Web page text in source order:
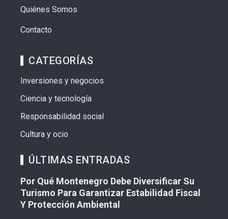
Quiénes Somos
Contacto
CATEGORÍAS
Inversiones y negocios
Ciencia y tecnología
Responsabilidad social
Cultura y ocio
ÚLTIMAS ENTRADAS
Por Qué Montenegro Debe Diversificar Su
Turismo Para Garantizar Estabilidad Fiscal
Y Protección Ambiental